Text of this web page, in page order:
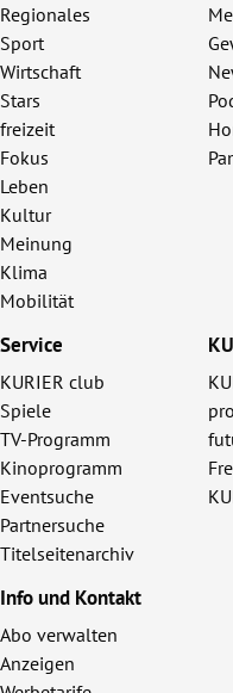
Regionales
Sport
Wirtschaft
Stars
freizeit
Fokus
Leben
Kultur
Meinung
Klima
Mobilität
Service
KURIER club
Spiele
TV-Programm
Kinoprogramm
Eventsuche
Partnersuche
Titelseitenarchiv
Info und Kontakt
Abo verwalten
Anzeigen